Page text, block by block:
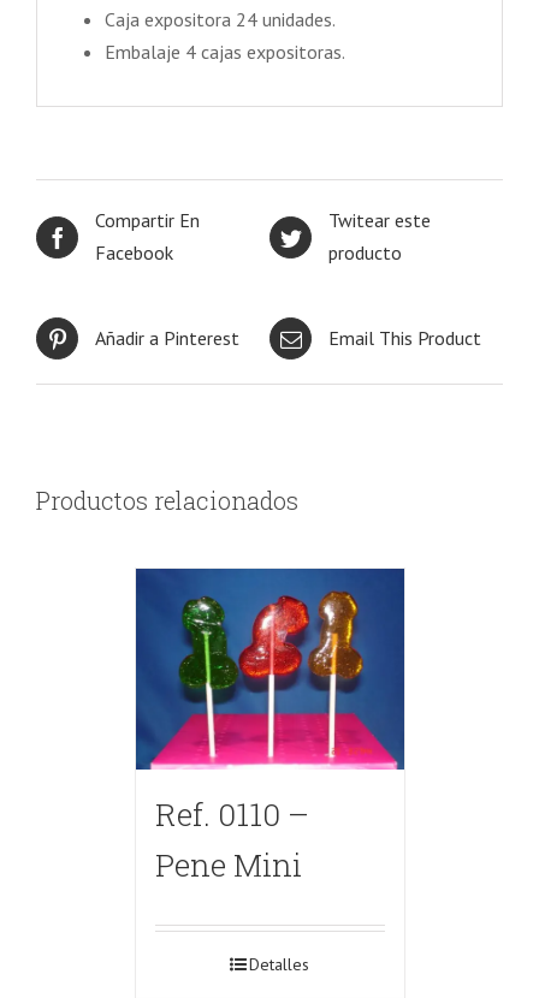
Caja expositora 24 unidades.
Embalaje 4 cajas expositoras.
Compartir En
Facebook
Twitear este
producto
Añadir a Pinterest Email This Product
Productos relacionados
Ref. 0110 –
Pene Mini
Detalles